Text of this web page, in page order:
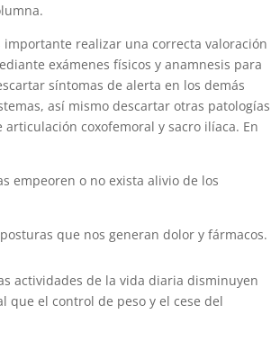
importante realizar una correcta valoración
exámenes físicos y anamnesis para
síntomas de alerta en los demás
así mismo descartar otras patologías
articulación coxofemoral y sacro ilíaca. En
empeoren o no exista alivio de los
que nos generan dolor y fármacos.
actividades de la vida diaria disminuyen
que el control de peso y el cese del